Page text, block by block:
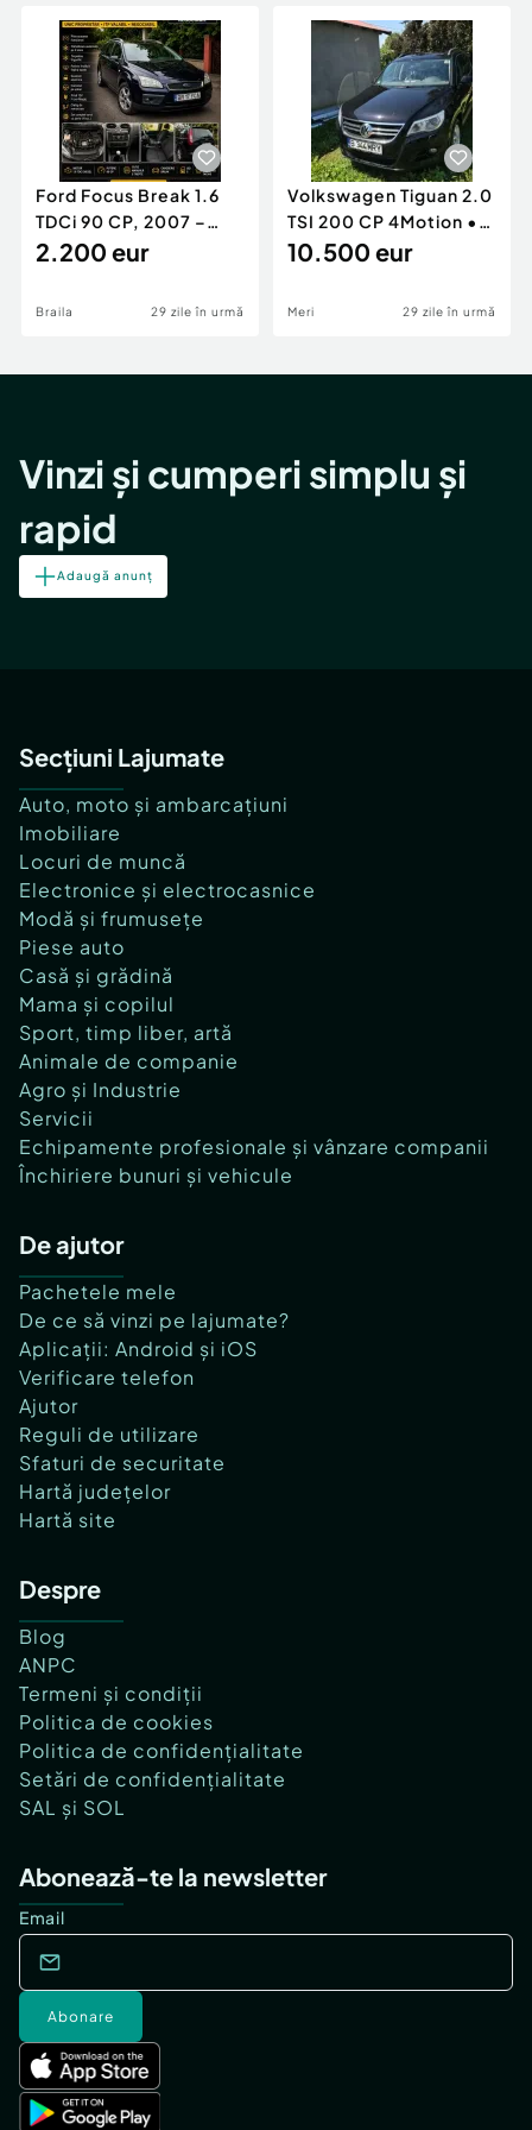
Servicii
Animale de companie
Afaceri și echipamente profesionale
Inchiriere Bunuri si Vehicule
Utilaje agricole si industriale
Piese auto si accesorii
Dacia Duster
Ford Focus Break 1.6
TDCi 90 CP, 2007 –
Unic proprietar, ITP
2.200 eur
Braila 29 zile în urmă
Volkswagen Tiguan 2.0
TSI 200 CP 4Motion •
2009 • Manual •
10.500 eur
Meri 29 zile în urmă
Vinzi și cumperi simplu și
rapid
Adaugă anunț
Secțiuni Lajumate
Auto, moto și ambarcațiuni
Imobiliare
Locuri de muncă
Electronice și electrocasnice
Modă și frumusețe
Piese auto
Casă și grădină
Mama și copilul
Sport, timp liber, artă
Animale de companie
Agro și Industrie
Servicii
Echipamente profesionale și vânzare companii
Închiriere bunuri și vehicule
De ajutor
Pachetele mele
De ce să vinzi pe lajumate?
Aplicații: Android și iOS
Verificare telefon
Ajutor
Reguli de utilizare
Sfaturi de securitate
Hartă județelor
Hartă site
Despre
Blog
ANPC
Termeni și condiții
Politica de cookies
Politica de confidențialitate
Setări de confidențialitate
SAL și SOL
Abonează-te la newsletter
Email
Abonare